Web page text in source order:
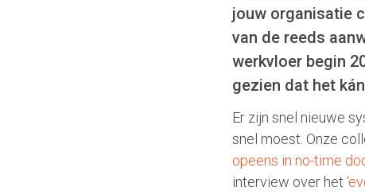
jouw organisatie
van de reeds
werkvloer begin
gezien dat het
Er zijn snel nieuwe
snel moest. Onze
opeens in no-time
interview over het